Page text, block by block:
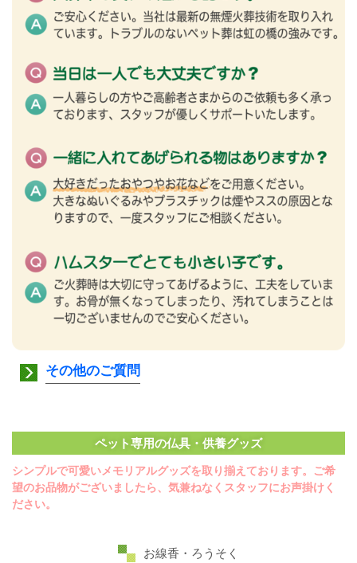
その他のご質問
ペット専用の仏具・供養グッズ
シンプルで可愛いメモリアルグッズを取り揃えております。ご希
望のお品物がございましたら、気兼ねなくスタッフにお声掛けく
ださい。
お線香・ろうそく